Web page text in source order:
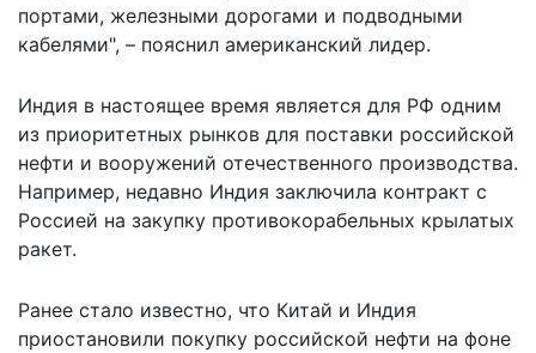
портами, железными дорогами и подводными
кабелями", – пояснил американский лидер.
Индия в настоящее время является для РФ одним
из приоритетных рынков для поставки российской
нефти и вооружений отечественного производства.
Например, недавно Индия заключила контракт с
Россией на закупку противокорабельных крылатых
ракет.
Ранее стало известно, что Китай и Индия
приостановили покупку российской нефти на фоне